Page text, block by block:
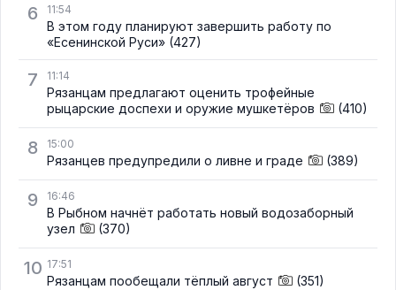
6 11:54
В этом году планируют завершить работу по
«Есенинской Руси» (427)
7 11:14
Рязанцам предлагают оценить трофейные
рыцарские доспехи и оружие мушкетёров
(410)
8 15:00
Рязанцев предупредили о ливне и граде (389)
9 16:46
В Рыбном начнёт работать новый водозаборный
узел
(370)
10 17:51
Рязанцам пообещали тёплый август (351)